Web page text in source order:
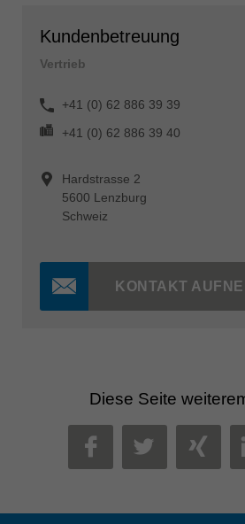
Kundenbetreuung
Vertrieb
+41 (0) 62 886 39 39
+41 (0) 62 886 39 40
Hardstrasse 2
5600 Lenzburg
Schweiz
KONTAKT
Diese Seite
FACEBOOK
TWITTER